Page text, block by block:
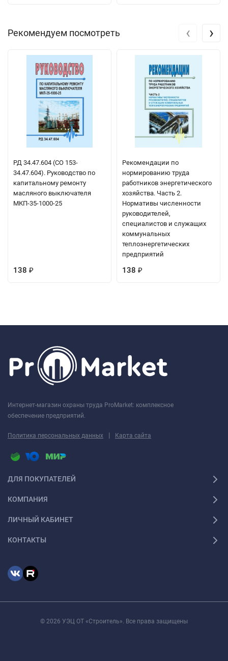
Рекомендуем посмотреть
РД 34.47.604 (СО 153-
34.47.604). Руководство по
капитальному ремонту
масляного выключателя
МКП-35-1000-25
138 ₽
Рекомендации по
нормированию труда
работников энергетического
хозяйства. Часть 2.
Нормативы численности
руководителей,
специалистов и служащих
коммунальных
теплоэнергетических
предприятий
138 ₽
‹ ›
Интернет-магазин охраны труда ProMarket: комплексное
обеспечение предприятий.
Политика персональных данных | Карта сайта
ДЛЯ ПОКУПАТЕЛЕЙ
КОМПАНИЯ
ЛИЧНЫЙ КАБИНЕТ
КОНТАКТЫ
© 2026 УЭЦ ОТ «Строитель». Все права защищены